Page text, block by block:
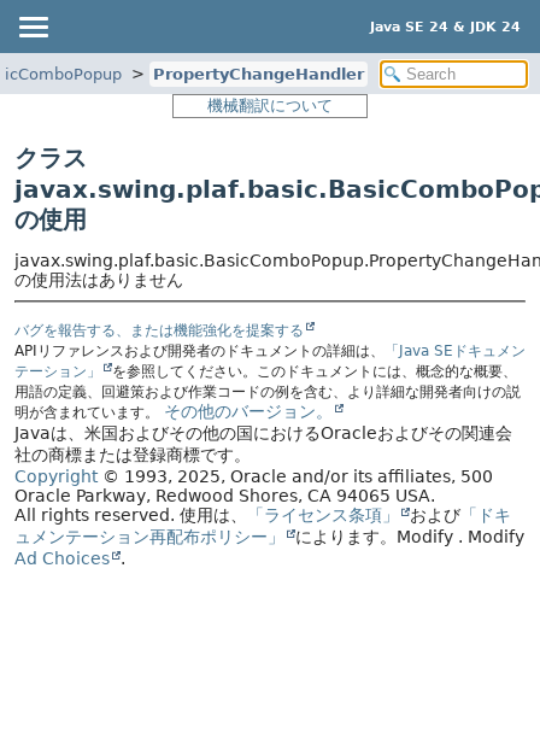
Java SE 24 & JDK 24
PropertyChangeHandler
機械翻訳について
クラス
の使用
の使用法はありません
バグを報告する、または機能強化を提案する
APIリファレンスおよび開発者のドキュメントの詳細は、
「Java SEドキュメン
テーション」
を参照してください。このドキュメントには、概念的な概要、
用語の定義、回避策および作業コードの例を含む、より詳細な開発者向けの説
明が含まれています。
その他のバージョン。
Javaは、米国およびその他の国におけるOracleおよびその関連会
社の商標または登録商標です。
Copyright© 1993, 2025, Oracle and/or its affiliates, 500
Oracle Parkway, Redwood Shores, CA 94065 USA.
All rights reserved. 使用は、 「ライセンス条項」 および 「ドキ
ュメンテーション再配布ポリシー」
によります。 Modify . Modify
Ad Choices
.